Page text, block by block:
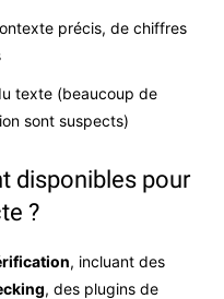
précis, de chiffres
texte (beaucoup de
sont suspects)
disponibles pour
?
, incluant des
, des plugins de